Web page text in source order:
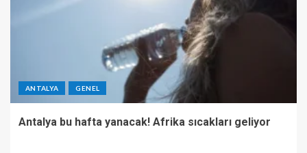
ANTALYA GENEL
Antalya bu hafta yanacak! Afrika sıcakları geliyor